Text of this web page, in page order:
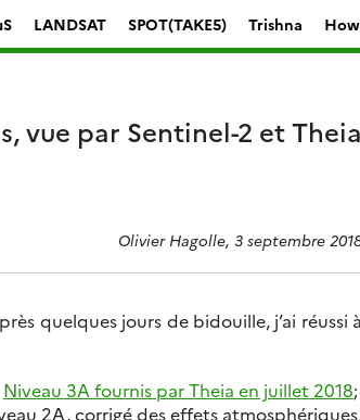
LANDSAT SPOT(TAKE5) Trishna
vue par Sentinel-2 et Theia
Olivier Hagolle, 3 septembre
quelques jours de bidouille, j’ai réussi à
Niveau 3A fournis par Theia en juillet 2018;
2A, corrigé des effets